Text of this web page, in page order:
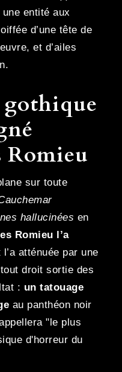
entité aux
d’une tête de
et d’ailes
sur toute
hallucinées en
Romieu l’a
l’a atténuée par une
droit sortie des
: un tatouage
au panthéon noir
"le plus
d'horreur du